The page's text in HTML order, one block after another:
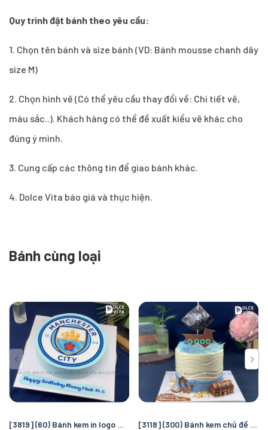
Quy trình đặt bánh theo yêu cầu:
1. Chọn tên bánh và size bánh (VD: Bánh mousse chanh dây
size M)
2. Chọn hình vẽ (Có thể yêu cầu thay đổi về: Chi tiết vẽ,
màu sắc..). Khách hàng có thể đề xuất kiểu vẽ khác cho
đúng ý mình.
3. Cung cấp các thông tin để giao bánh khác.
4. Dolce Vita báo giá và thực hiện.
Bánh cùng loại
[3819] (60) Bánh kem in logo Manchester City – Quà tặng sinh nhật hoàn hảo cho fan bóng đá [3118] (300) Bánh kem chủ đề cướp biển và đại dương – Chuyến truy tìm kho báu kỳ thú cho bé